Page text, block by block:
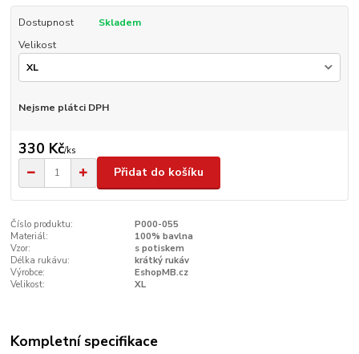
Dostupnost
Skladem
Velikost
Nejsme plátci DPH
330 Kč/ks
Přidat do košíku
Číslo produktu:
P000-055
Materiál:
100% bavlna
Vzor:
s potiskem
Délka rukávu:
krátký rukáv
Výrobce:
EshopMB.cz
Velikost:
XL
Kompletní specifikace